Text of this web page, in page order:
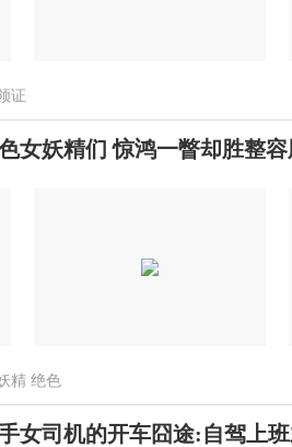
证
女妖精们 惊鸿一瞥却胜整
精 绝色
女司机的开车囧途:自驾上